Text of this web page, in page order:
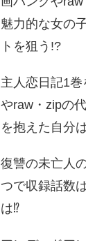
魅力的な女の
トを狙う!?
主人恋日記1
やraw・zipの
を抱えた自分
復讐の未亡人
つで収録話数
は⁉